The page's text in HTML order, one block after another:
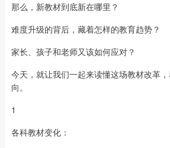
那么，新教材到底新在哪里？
难度升级的背后，藏着怎样的教育趋势？
家长、孩子和老师又该如何应对？
今天，就让我们一起来读懂这场教材改革
向。
1
各科教材变化：